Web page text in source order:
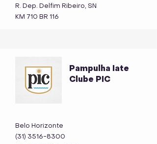
R. Dep. Delfim Ribeiro, SN
KM 710 BR 116
Pampulha Iate
Clube PIC
Belo Horizonte
(31) 3516-8300